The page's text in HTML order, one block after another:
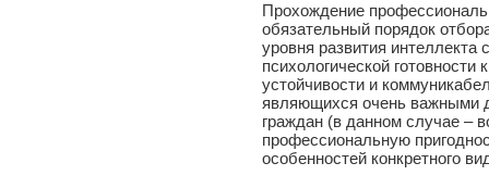
Прохождение
обязательный порядок
уровня развития
психологической
устойчивости и
являющихся очень важными
граждан (в данном случае –
профессиональную
особенностей конкретного